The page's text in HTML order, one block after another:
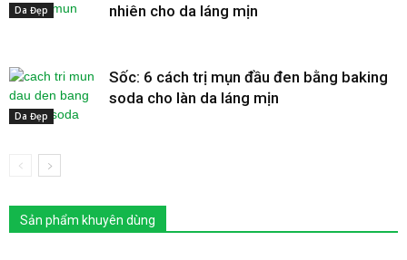
Da Đẹp
nhiên cho da láng mịn
Da Đẹp
Sốc: 6 cách trị mụn đầu đen bằng baking
soda cho làn da láng mịn
Sản phẩm khuyên dùng